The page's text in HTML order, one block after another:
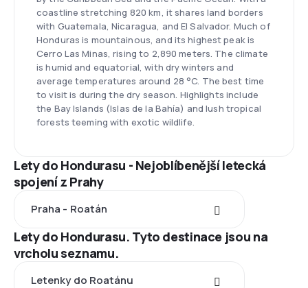
coastline stretching 820 km, it shares land borders
with Guatemala, Nicaragua, and El Salvador. Much of
Honduras is mountainous, and its highest peak is
Cerro Las Minas, rising to 2,890 meters. The climate
is humid and equatorial, with dry winters and
average temperatures around 28 °C. The best time
to visit is during the dry season. Highlights include
the Bay Islands (Islas de la Bahía) and lush tropical
forests teeming with exotic wildlife.
Lety do Hondurasu - Nejoblíbenější letecká
spojení z Prahy
Praha - Roatán
Lety do Hondurasu. Tyto destinace jsou na
vrcholu seznamu.
Letenky do Roatánu